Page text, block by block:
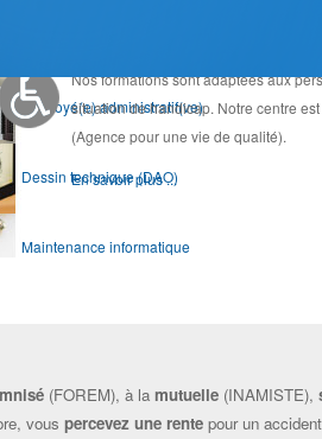
Employé(e) administratif(ve)
Dessin technique (DAO)
Maintenance informatique
Webdesign
Nos formations sont adaptées aux
situation de handicap. Notre centre
(Agence pour une vie de qualité).
En savoir plus ...
(FOREM), à la mutuelle (INAMISTE),
vous percevez une rente pour un